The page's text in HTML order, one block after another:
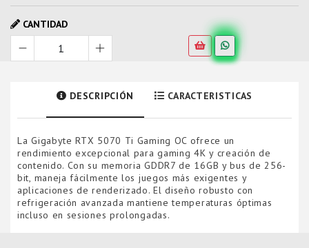
CANTIDAD
DESCRIPCIÓN CARACTERISTICAS
La Gigabyte RTX 5070 Ti Gaming OC ofrece un
rendimiento excepcional para gaming 4K y creación de
contenido. Con su memoria GDDR7 de 16GB y bus de 256-
bit, maneja fácilmente los juegos más exigentes y
aplicaciones de renderizado. El diseño robusto con
refrigeración avanzada mantiene temperaturas óptimas
incluso en sesiones prolongadas.